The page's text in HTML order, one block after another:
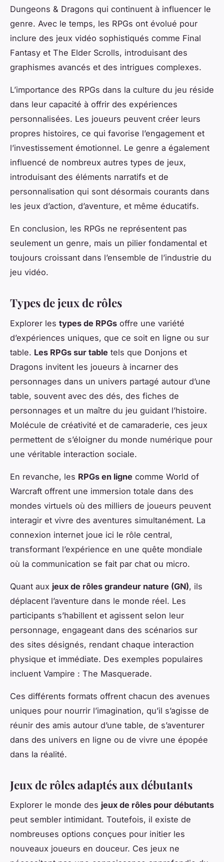
Dungeons & Dragons qui continuent à influencer le
genre. Avec le temps, les RPGs ont évolué pour
inclure des jeux vidéo sophistiqués comme Final
Fantasy et The Elder Scrolls, introduisant des
graphismes avancés et des intrigues complexes.
L’importance des RPGs dans la culture du jeu réside
dans leur capacité à offrir des expériences
personnalisées. Les joueurs peuvent créer leurs
propres histoires, ce qui favorise l’engagement et
l’investissement émotionnel. Le genre a également
influencé de nombreux autres types de jeux,
introduisant des éléments narratifs et de
personnalisation qui sont désormais courants dans
les jeux d’action, d’aventure, et même éducatifs.
En conclusion, les RPGs ne représentent pas
seulement un genre, mais un pilier fondamental et
toujours croissant dans l’ensemble de l’industrie du
jeu vidéo.
Types de jeux de rôles
Explorer les types de RPGs offre une variété
d’expériences uniques, que ce soit en ligne ou sur
table. Les RPGs sur table tels que Donjons et
Dragons invitent les joueurs à incarner des
personnages dans un univers partagé autour d’une
table, souvent avec des dés, des fiches de
personnages et un maître du jeu guidant l’histoire.
Molécule de créativité et de camaraderie, ces jeux
permettent de s’éloigner du monde numérique pour
une véritable interaction sociale.
En revanche, les RPGs en ligne comme World of
Warcraft offrent une immersion totale dans des
mondes virtuels où des milliers de joueurs peuvent
interagir et vivre des aventures simultanément. La
connexion internet joue ici le rôle central,
transformant l’expérience en une quête mondiale
où la communication se fait par chat ou micro.
Quant aux jeux de rôles grandeur nature (GN), ils
déplacent l’aventure dans le monde réel. Les
participants s’habillent et agissent selon leur
personnage, engageant dans des scénarios sur
des sites désignés, rendant chaque interaction
physique et immédiate. Des exemples populaires
incluent Vampire : The Masquerade.
Ces différents formats offrent chacun des avenues
uniques pour nourrir l’imagination, qu’il s’agisse de
réunir des amis autour d’une table, de s’aventurer
dans des univers en ligne ou de vivre une épopée
dans la réalité.
Jeux de rôles adaptés aux débutants
Explorer le monde des jeux de rôles pour débutants
peut sembler intimidant. Toutefois, il existe de
nombreuses options conçues pour initier les
nouveaux joueurs en douceur. Ces jeux ne